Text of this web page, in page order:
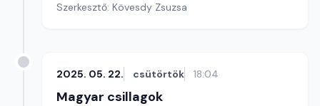
Szerkesztő: Kövesdy Zsuzsa
2025. 05. 22. csütörtök 18:04
Magyar csillagok